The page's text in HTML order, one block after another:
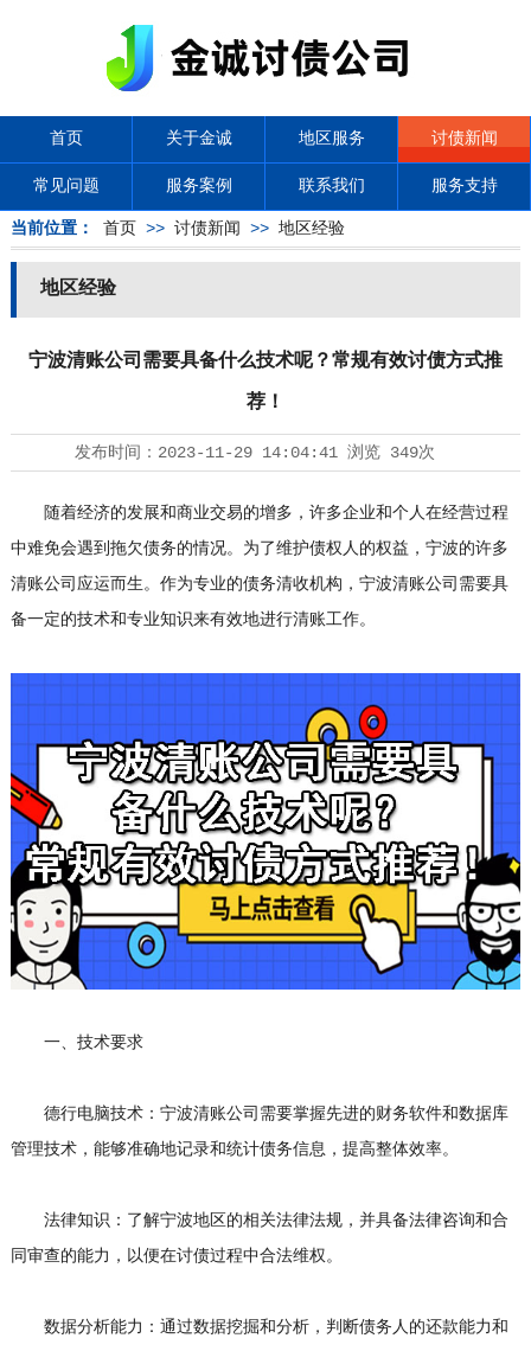
首页 关于金诚 地区服务 讨债新闻
常见问题 服务案例 联系我们 服务支持
当前位置： 首页 >> 讨债新闻 >> 地区经验
地区经验
宁波清账公司需要具备什么技术呢？常规有效讨债方式推
荐！
发布时间： 2023-11-29 14:04:41浏览 349次
随着经济的发展和商业交易的增多，许多企业和个人在经营过程
中难免会遇到拖欠债务的情况。为了维护债权人的权益，宁波的许多
清账公司应运而生。作为专业的债务清收机构，宁波清账公司需要具
备一定的技术和专业知识来有效地进行清账工作。
一、技术要求
德行电脑技术：宁波清账公司需要掌握先进的财务软件和数据库
管理技术，能够准确地记录和统计债务信息，提高整体效率。
法律知识：了解宁波地区的相关法律法规，并具备法律咨询和合
同审查的能力，以便在讨债过程中合法维权。
数据分析能力：通过数据挖掘和分析，判断债务人的还款能力和